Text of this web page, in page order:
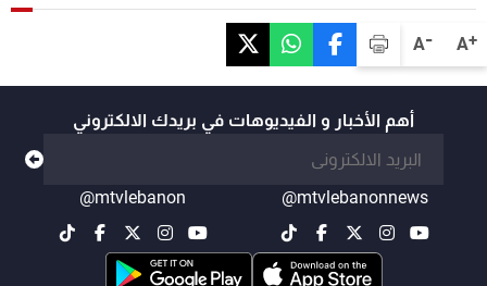
A+
A-
أهم الأخبار و الفيديوهات في بريدك الالكتروني
@mtvlebanonnews
@mtvlebanon